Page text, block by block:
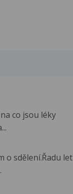
co jsou léky
o sdělení.Řadu let